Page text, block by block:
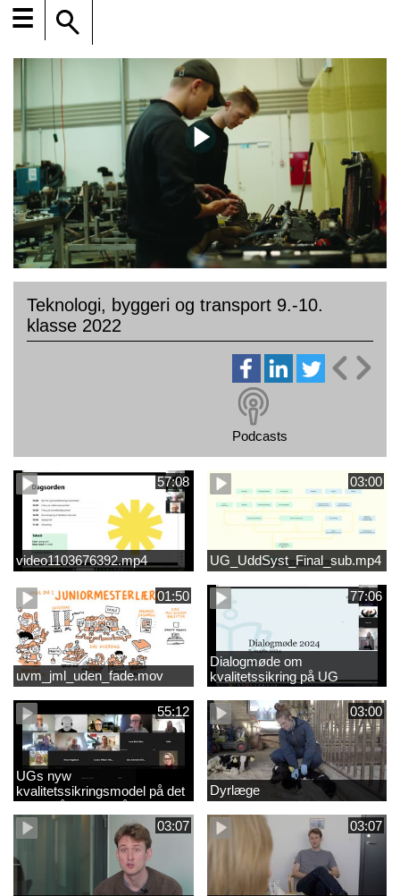
☰
Teknologi, byggeri og transport 9.-10.
klasse 2022
Podcasts
57:08
video1103676392.mp4
03:00
UG_UddSyst_Final_sub.mp4
01:50
uvm_jml_uden_fade.mov
77:06
Dialogmøde om
kvalitetssikring på UG
55:12
UGs nyw
kvalitetssikringsmodel på det
videregående område
03:00
Dyrlæge
03:07 03:07